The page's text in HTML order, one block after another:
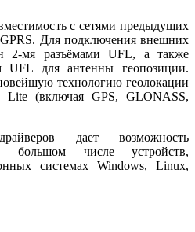
с сетями предыдущих
Для подключения внешних
2-мя разъёмами UFL, а также
UFL для антенны геопозиции.
технологию геолокации
(включая GPS, GLONASS,
дает возможность
большом числе устройств,
системах Windows, Linux,